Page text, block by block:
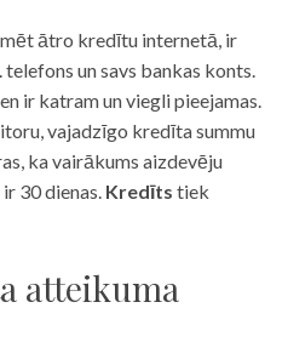
ātro kredītu internetā, ir
un savs bankas konts.
ir katram un viegli pieejamas.
vajadzīgo kredīta summu
ka vairākums aizdevēju
30 dienas. Kredīts tiek
atteikuma